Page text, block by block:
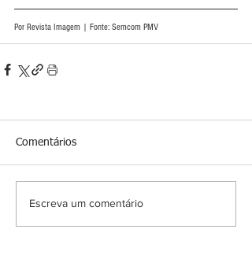
Por Revista Imagem | Fonte: Semcom PMV
Comentários
Escreva um comentário